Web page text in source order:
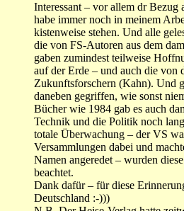
Interessant – vor allem dr Bezug
habe immer noch in meinem
kistenweise stehen. Und alle
die von FS-Autoren aus dem
gaben zumindest teilweise
auf der Erde – und auch die von
Zukunftsforschern (Kahn). Und
daneben gegriffen, wie sonst
Bücher wie 1984 gab es auch
Technik und die Politik noch
totale Überwachung – der VS
Versammlungen dabei und
Namen angeredet – wurden
beachtet.
Dank dafür – für diese
Deutschland :-)))